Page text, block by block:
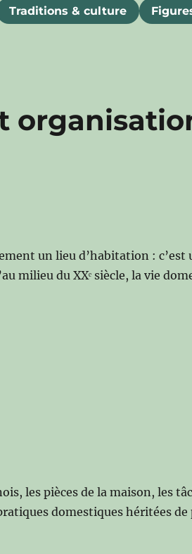
Traditions & culture
un lieu d’habitation : c’est
milieu du XXᵉ siècle, la vie
les pièces de la maison, les
domestiques héritées de